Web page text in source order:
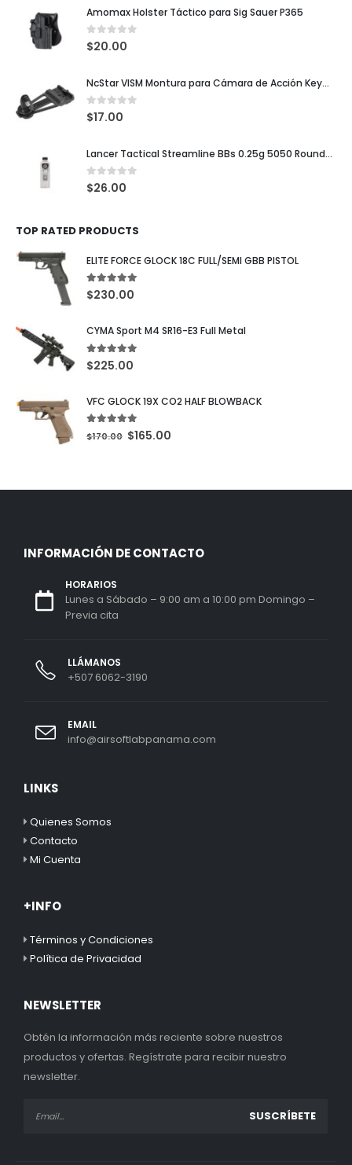
Amomax Holster Táctico para Sig Sauer P365
0out of 5
$20.00
NcStar VISM Montura para Cámara de Acción KeyMod / M-LOK / Picatinny
0out of 5
$17.00
Lancer Tactical Streamline BBs 0.25g 5050 Rounds Blancas
0out of 5
$26.00
TOP RATED PRODUCTS
ELITE FORCE GLOCK 18C FULL/SEMI GBB PISTOL
5.00out of 5
$230.00
CYMA Sport M4 SR16-E3 Full Metal
5.00out of 5
$225.00
VFC GLOCK 19X CO2 HALF BLOWBACK
out of 5
$170.00 $165.00
INFORMACIÓN DE CONTACTO
HORARIOS
Lunes a Sábado – 9:00 am a 10:00 pm Domingo –
Previa cita
LLÁMANOS
+507 6062-3190
EMAIL
info@airsoftlabpanama.com
LINKS
Quienes Somos
Contacto
Mi Cuenta
+INFO
Términos y Condiciones
Política de Privacidad
NEWSLETTER
Obtén la información más reciente sobre nuestros
productos y ofertas. Regístrate para recibir nuestro
newsletter.